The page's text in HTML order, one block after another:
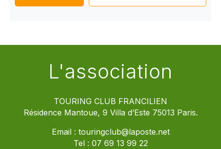
L'association
TOURING CLUB FRANCILIEN
Résidence Mantoue, 9 Villa d’Este 75013 Paris.
Email : touringclub@laposte.net
Tel : 07 69 13 99 22